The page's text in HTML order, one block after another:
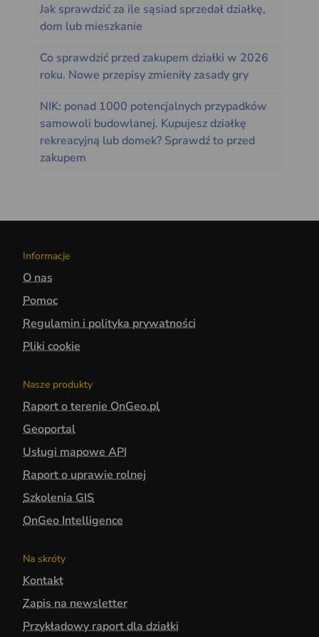
Jak sprawdzić za ile sąsiad sprzedał działkę,
dom lub mieszkanie
Co sprawdzić przed zakupem działki w 2026
roku. Nowe przepisy zmieniły zasady gry
NIK: ponad 1000 potencjalnych przypadków
samowoli budowlanej. Kupujesz działkę
rekreacyjną lub domek? Sprawdź to przed
zakupem
Informacje
O nas
Pomoc
Regulamin i polityka prywatności
Pliki cookie
Nasze produkty
Raport o terenie OnGeo.pl
Geoportal
Usługi mapowe API
Raport o uprawie rolnej
Szkolenia GIS
OnGeo Intelligence
Na skróty
Kontakt
Zapis na newsletter
Przykładowy raport dla działki